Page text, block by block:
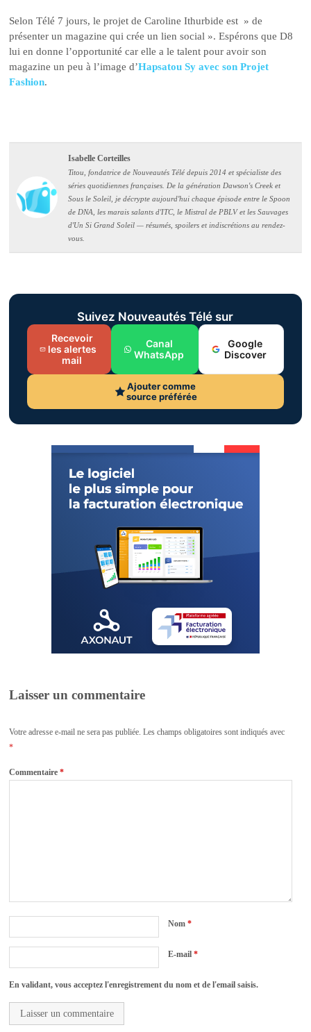
Selon Télé 7 jours, le projet de Caroline Ithurbide est » de
présenter un magazine qui crée un lien social ». Espérons que D8
lui en donne l’opportunité car elle a le talent pour avoir son
magazine un peu à l’image d’Hapsatou Sy avec son Projet
Fashion.
Isabelle Corteilles
Titou, fondatrice de Nouveautés Télé depuis 2014 et spécialiste des
séries quotidiennes françaises. De la génération Dawson's Creek et
Sous le Soleil, je décrypte aujourd'hui chaque épisode entre le Spoon
de DNA, les marais salants d'ITC, le Mistral de PBLV et les Sauvages
d'Un Si Grand Soleil — résumés, spoilers et indiscrétions au rendez-
vous.
Suivez Nouveautés Télé sur
Recevoir
les alertes
mail
Canal
WhatsApp
Google
Discover
Ajouter comme
source préférée
Laisser un commentaire
Votre adresse e-mail ne sera pas publiée. Les champs obligatoires sont indiqués avec
*
Commentaire*
Nom*
E-mail*
En validant, vous acceptez l'enregistrement du nom et de l'email saisis.